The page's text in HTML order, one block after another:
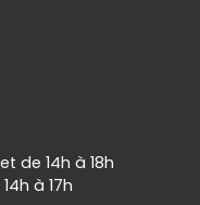
de 14h à 18h
à 17h